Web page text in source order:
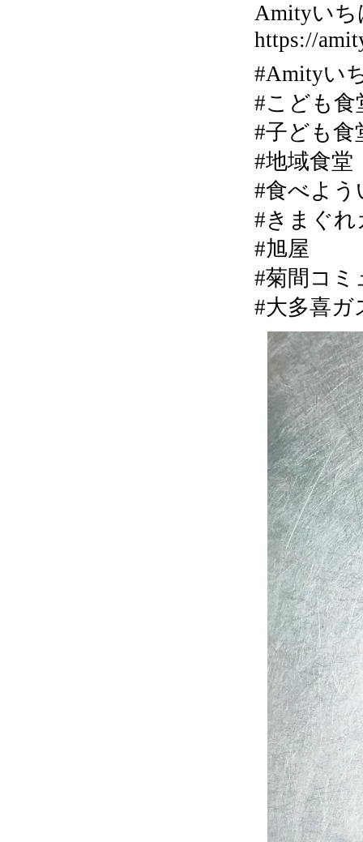
Amityいち
https://
#Amityい
#こども食
#子ども食
#地域食堂
#食べよう
#きまぐれ
#旭屋
#菊間コ
#大多喜ガ